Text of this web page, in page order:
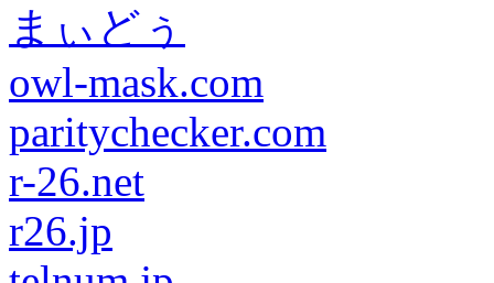
まぃどぅ
owl-mask.com
paritychecker.com
r-26.net
r26.jp